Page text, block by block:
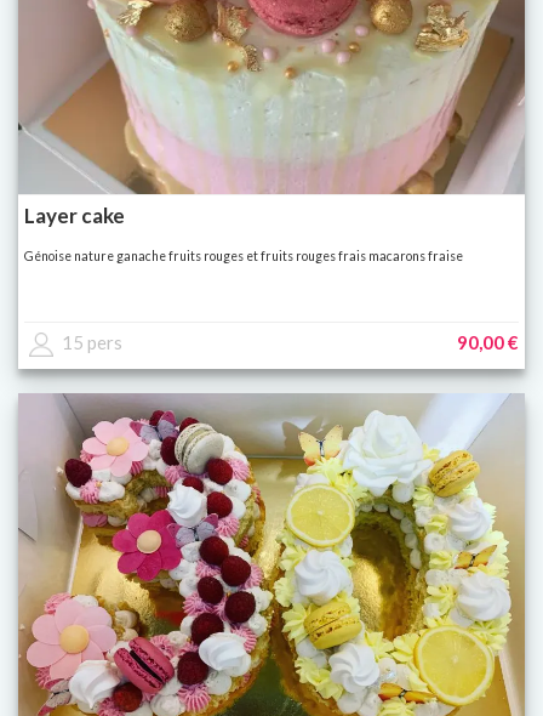
Layer cake
Génoise nature ganache fruits rouges et fruits rouges frais macarons fraise
15 pers 90,00 €